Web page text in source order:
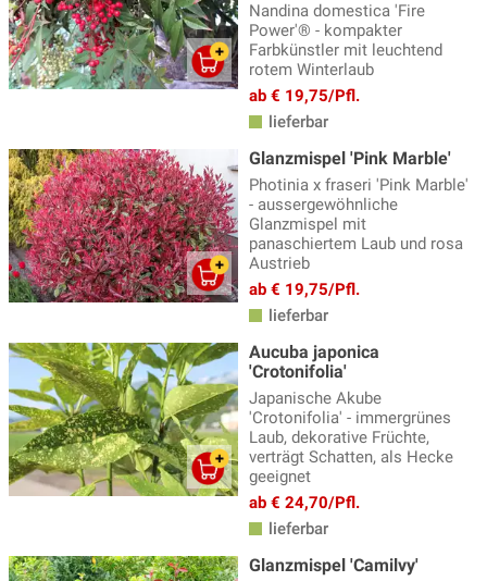
Nandina domestica 'Fire
Power'® - kompakter
Farbkünstler mit leuchtend
rotem Winterlaub
ab € 19,75/Pfl.
lieferbar
Glanzmispel 'Pink Marble'
Photinia x fraseri 'Pink Marble'
- aussergewöhnliche
Glanzmispel mit
panaschiertem Laub und rosa
Austrieb
ab € 19,75/Pfl.
lieferbar
Aucuba japonica
'Crotonifolia'
Japanische Akube
'Crotonifolia' - immergrünes
Laub, dekorative Früchte,
verträgt Schatten, als Hecke
geeignet
ab € 24,70/Pfl.
lieferbar
Glanzmispel 'Camilvy'